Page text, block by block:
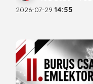
2026-07-29 14:55